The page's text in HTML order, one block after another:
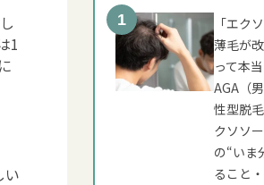
ソームの基礎知識
とデメリット
1
い
「エク
薄毛が改
って本
AGA（
性型脱
クソソ
の“いま
ること